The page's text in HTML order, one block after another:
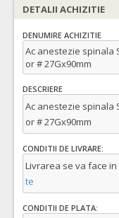
DETALII ACHIZITIE
DENUMIRE ACHIZITIE
Ac anestezie spinala
or # 27Gx90mm
DESCRIERE
Ac anestezie spinala
or # 27Gx90mm
CONDITII DE LIVRARE:
Livrarea se va face
te
CONDITII DE PLATA: